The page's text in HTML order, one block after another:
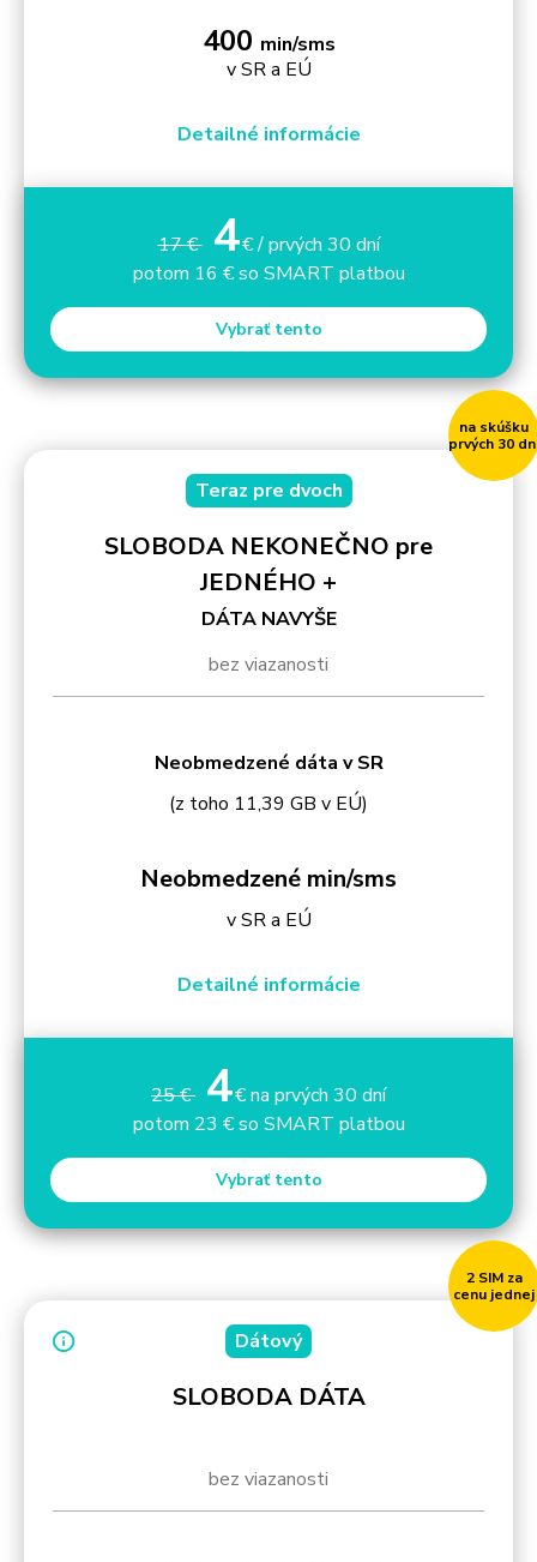
400 min/sms
v SR a EÚ
Detailné informácie
17 € 4€ / prvých 30 dní
potom 16 € so SMART platbou
Vybrať tento
na skúšku
prvých 30
Teraz pre dvoch
SLOBODA NEKONEČNO pre
JEDNÉHO +
DÁTA NAVYŠE
bez viazanosti
Neobmedzené dáta v SR
(z toho 11,39 GB v EÚ)
Neobmedzené min/sms
v SR a EÚ
Detailné informácie
25 € 4€ na prvých 30 dní
potom 23 € so SMART platbou
Vybrať tento
2 SIM za
cenu jednej
Dátový
SLOBODA DÁTA
bez viazanosti